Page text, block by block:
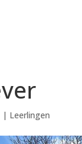
| Leerlingen